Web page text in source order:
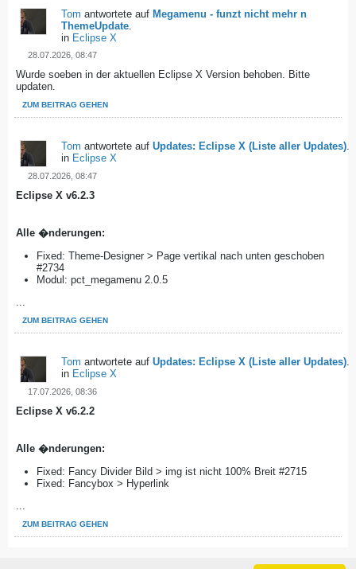
Tom antwortete auf Megamenu - funzt nicht mehr n
ThemeUpdate
in Eclipse X
28.07.2026, 08:47
Wurde soeben in der aktuellen Eclipse X Version behoben. Bitte
updaten.
ZUM BEITRAG GEHEN
Tom antwortete auf Updates: Eclipse X (Liste aller Updates)
in Eclipse X
28.07.2026, 08:47
Eclipse X v6.2.3
Alle �nderungen:
Fixed: Theme-Designer > Page vertikal nach unten geschoben
#2734
Modul: pct_megamenu 2.0.5
ZUM BEITRAG GEHEN
Tom antwortete auf Updates: Eclipse X (Liste aller Updates)
in Eclipse X
17.07.2026, 08:36
Eclipse X v6.2.2
Alle �nderungen:
Fixed: Fancy Divider Bild > img ist nicht 100% Breit #2715
Fixed: Fancybox > Hyperlink
ZUM BEITRAG GEHEN